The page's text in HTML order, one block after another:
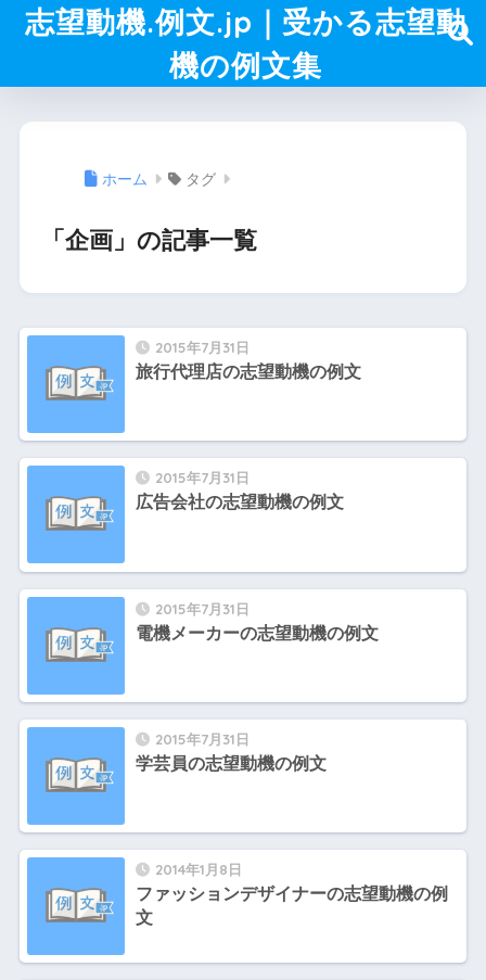
志望動機.例文.jp｜受かる志望動
機の例文集
ホーム タグ
「企画」の記事一覧
2015年7月31日
旅行代理店の志望動機の例文
2015年7月31日
広告会社の志望動機の例文
2015年7月31日
電機メーカーの志望動機の例文
2015年7月31日
学芸員の志望動機の例文
2014年1月8日
ファッションデザイナーの志望動機の例
文